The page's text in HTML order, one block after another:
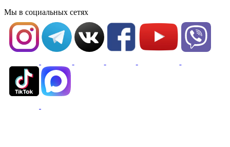
Мы в социальных сетях